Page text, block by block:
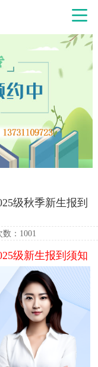
级秋季新生报到
： 1001
级新生报到须知